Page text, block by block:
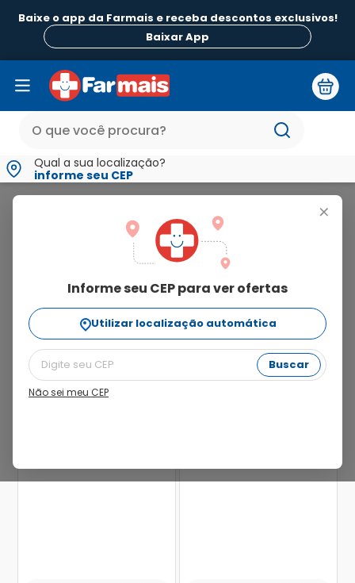
Baixe o app da Farmais e receba descontos exclusivos!
Baixar App
Qual a sua localização?
informe seu CEP
+
Informe seu CEP para ver ofertas
Utilizar localização automática
Buscar
Não sei meu CEP
leite de
magnésia de phillips
Ordenar Por
relevância
farmacinha